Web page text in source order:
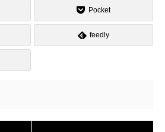
Pocket
feedly